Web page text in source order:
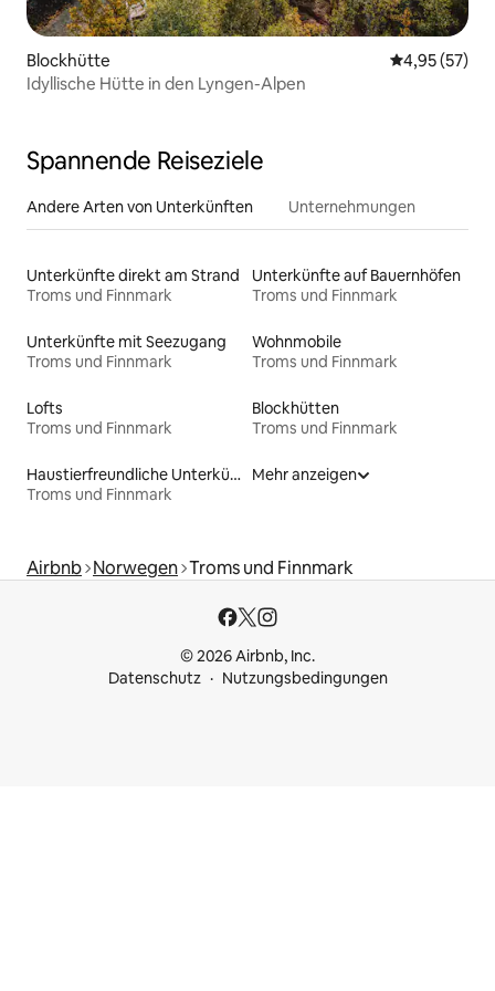
Blockhütte
4,95 (57)
Idyllische Hütte in den Lyngen-Alpen
Spannende Reiseziele
Andere Arten von Unterkünften Unternehmungen
Unterkünfte direkt am Strand
Troms und Finnmark
Unterkünfte auf Bauernhöfen
Troms und Finnmark
Unterkünfte mit Seezugang
Troms und Finnmark
Wohnmobile
Troms und Finnmark
Lofts
Troms und Finnmark
Blockhütten
Troms und Finnmark
Haustierfreundliche Unterkünfte
Troms und Finnmark
Mehr anzeigen
Airbnb Norwegen Troms und Finnmark
© 2026 Airbnb, Inc.
Datenschutz
Nutzungsbedingungen